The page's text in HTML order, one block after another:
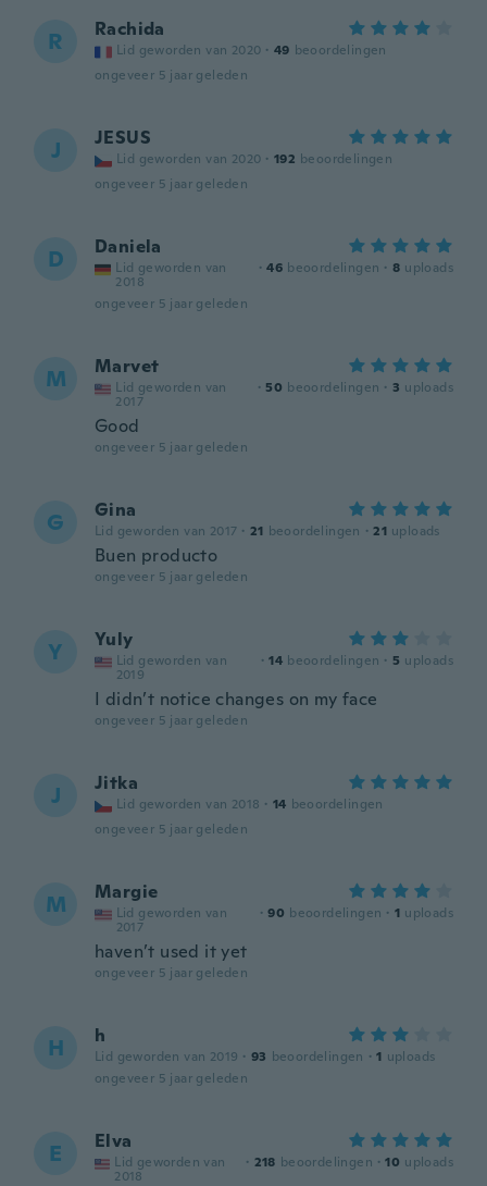
R Rachida
Lid geworden van 2020 · 49 beoordelingen
ongeveer 5 jaar geleden
J JESUS
Lid geworden van 2020 · 192 beoordelingen
ongeveer 5 jaar geleden
D Daniela
Lid geworden van
2018
· 46 beoordelingen · 8 uploads
ongeveer 5 jaar geleden
M Marvet
Lid geworden van
2017
· 50 beoordelingen · 3 uploads
Good
ongeveer 5 jaar geleden
G Gina
Lid geworden van 2017 · 21 beoordelingen · 21 uploads
Buen producto
ongeveer 5 jaar geleden
Y Yuly
Lid geworden van
2019
· 14 beoordelingen · 5 uploads
I didn’t notice changes on my face
ongeveer 5 jaar geleden
J Jitka
Lid geworden van 2018 · 14 beoordelingen
ongeveer 5 jaar geleden
M Margie
Lid geworden van
2017
· 90 beoordelingen · 1 uploads
haven’t used it yet
ongeveer 5 jaar geleden
H h
Lid geworden van 2019 · 93 beoordelingen · 1 uploads
ongeveer 5 jaar geleden
E Elva
Lid geworden van
2018
· 218 beoordelingen · 10 uploads